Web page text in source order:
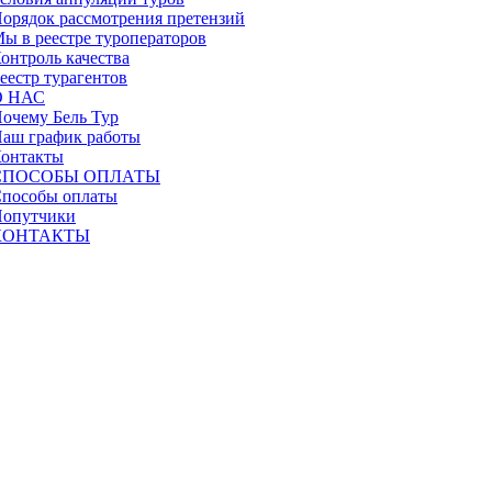
рассмотрения претензий
в реестре туроператоров
качества
турагентов
НАС
Бель Тур
график работы
ОПЛАТЫ
оплаты